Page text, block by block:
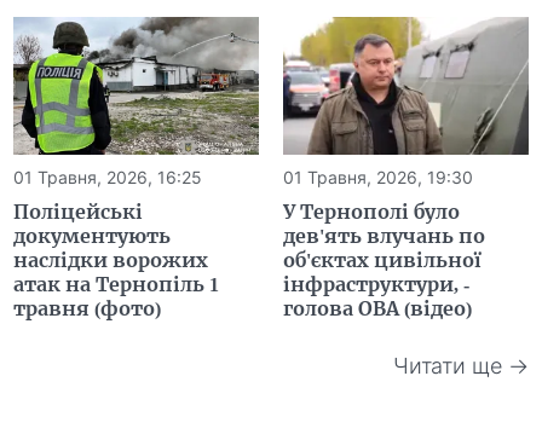
01 Травня, 2026, 16:25
Поліцейські
документують
наслідки ворожих
атак на Тернопіль 1
травня (фото)
01 Травня, 2026, 19:30
У Тернополі було
дев'ять влучань по
об'єктах цивільної
інфраструктури, -
голова ОВА (відео)
Читати ще →